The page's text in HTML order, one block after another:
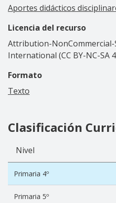
Aportes didácticos
Licencia del recurso
Attribution-NonCommercial-
International (CC BY-NC-SA
Formato
Texto
Clasificación
Nivel
Primaria 4º
Primaria 5º